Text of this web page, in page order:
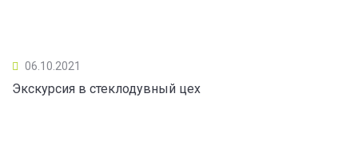
06.10.2021
Экскурсия в стеклодувный цех